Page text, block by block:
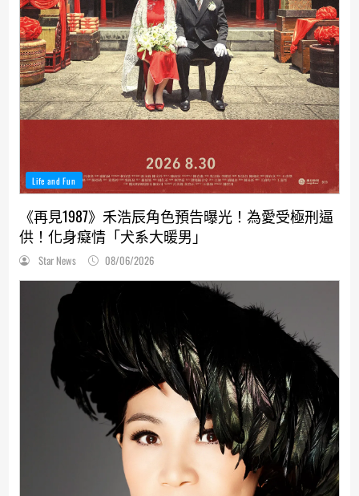
Life and Fun
《再見1987》禾浩辰角色預告曝光！為愛受極刑逼
供！化身癡情「犬系大暖男」
Star News 08/06/2026